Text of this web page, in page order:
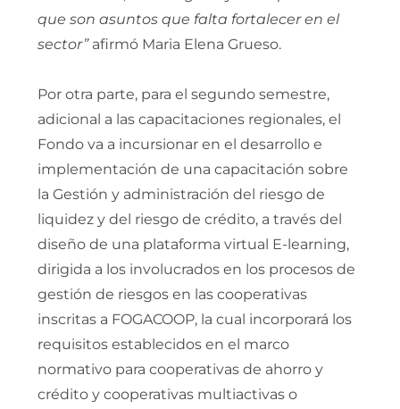
que son asuntos que falta fortalecer en el
sector”afirmó Maria Elena Grueso.
Por otra parte, para el segundo semestre,
adicional a las capacitaciones regionales, el
Fondo va a incursionar en el desarrollo e
implementación de una capacitación sobre
la Gestión y administración del riesgo de
liquidez y del riesgo de crédito, a través del
diseño de una plataforma virtual E-learning,
dirigida a los involucrados en los procesos de
gestión de riesgos en las cooperativas
inscritas a FOGACOOP, la cual incorporará los
requisitos establecidos en el marco
normativo para cooperativas de ahorro y
crédito y cooperativas multiactivas o